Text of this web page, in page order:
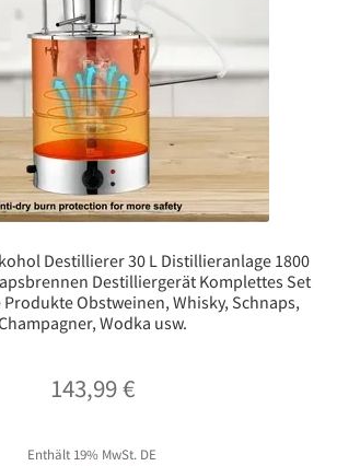
Destillierer 30 L Distillieranlage 1800
Destilliergerät Komplettes Set
Obstweinen, Whisky, Schnaps,
Wodka usw.
143,99€
Enthält 19% MwSt. DE